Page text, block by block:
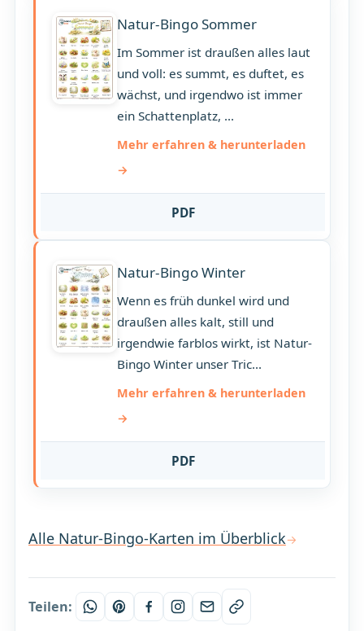
Natur-Bingo Sommer
Im Sommer ist draußen alles laut
und voll: es summt, es duftet, es
wächst, und irgendwo ist immer
ein Schattenplatz, ...
Mehr erfahren & herunterladen
PDF
Natur-Bingo Winter
Wenn es früh dunkel wird und
draußen alles kalt, still und
irgendwie farblos wirkt, ist Natur-
Bingo Winter unser Tric...
Mehr erfahren & herunterladen
PDF
Alle Natur-Bingo-Karten im Überblick
Teilen: